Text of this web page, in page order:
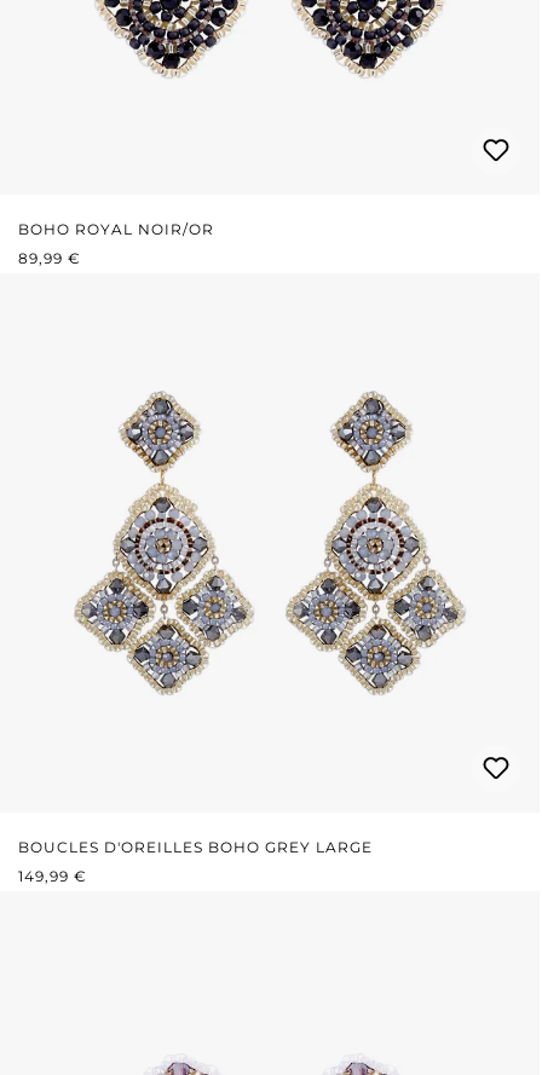
BOHO ROYAL NOIR/OR
PRIX RÉGULIER :
89,99 €
BOUCLES D'OREILLES BOHO GREY LARGE
PRIX RÉGULIER :
149,99 €